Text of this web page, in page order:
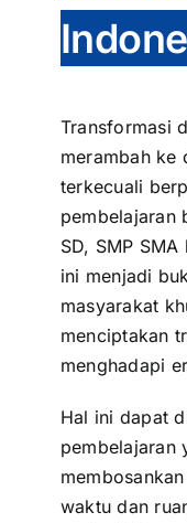
Transformasi
merambah ke
terkecuali
pembelajaran
SD, SMP
ini menjadi
masyarakat
menciptakan
menghadapi
Hal ini dapat
pembelajaran
waktu dan